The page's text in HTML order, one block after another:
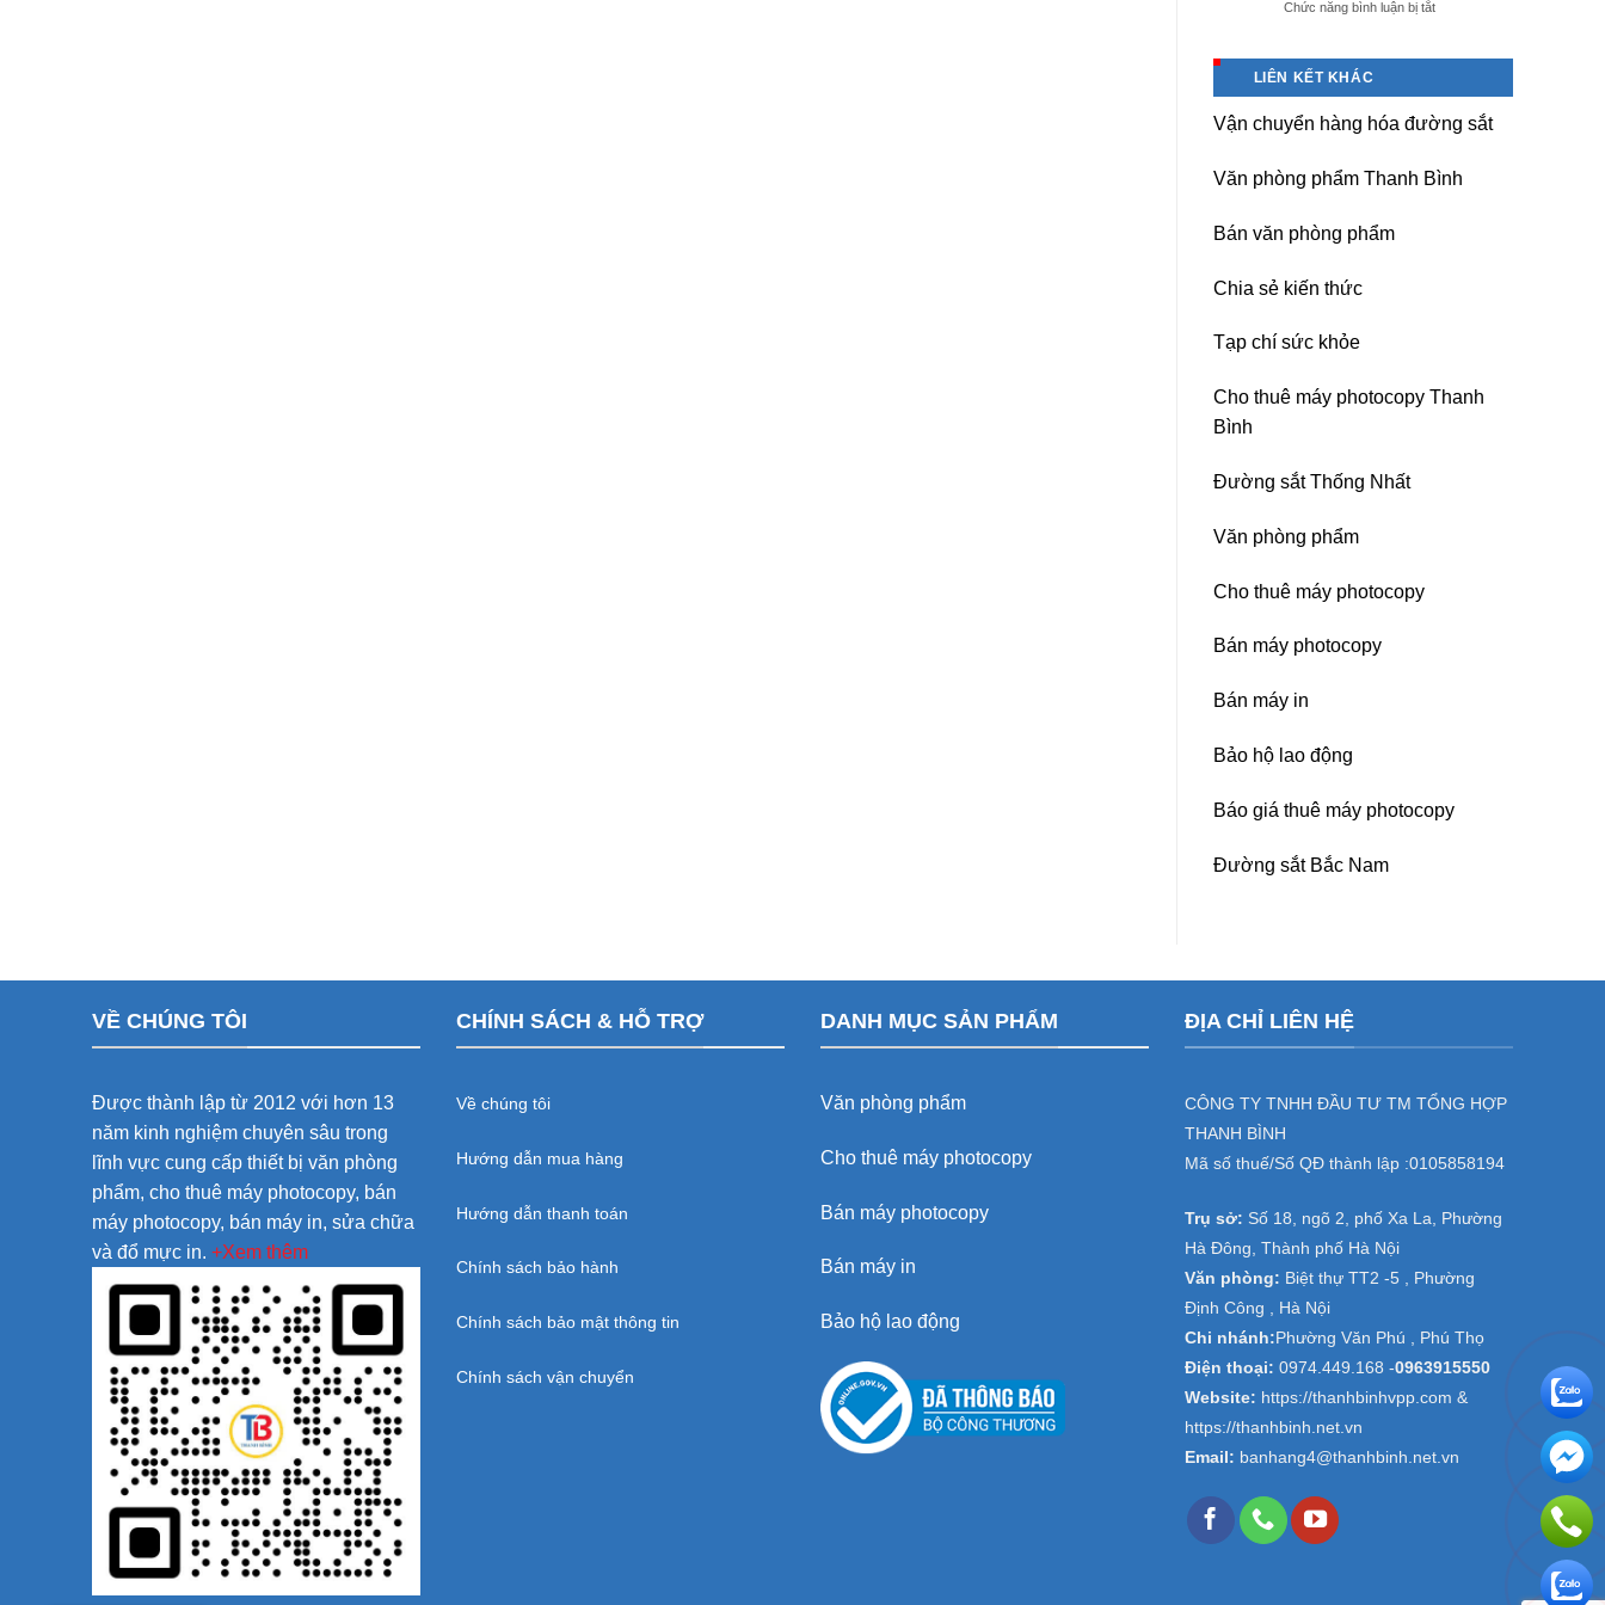
giá
Yên,
Phòng-
sau
Chức năng bình luận bị tắtở
photocopy
chuyên
nghiệp
LIÊN KẾT KHÁC
Vận chuyển hàng hóa đường sắt
Văn phòng phẩm Thanh Bình
Bán văn phòng phẩm
Chia sẻ kiến thức
Tạp chí sức khỏe
Cho thuê máy photocopy Thanh
Bình
Đường sắt Thống Nhất
Văn phòng phẩm
Cho thuê máy photocopy
Bán máy photocopy
Bán máy in
Bảo hộ lao động
Báo giá thuê máy photocopy
Đường sắt Bắc Nam
VỀ CHÚNG TÔI
Được thành lập từ 2012 với hơn 13
năm kinh nghiệm chuyên sâu trong
lĩnh vực cung cấp thiết bị văn phòng
phẩm, cho thuê máy photocopy, bán
máy photocopy, bán máy in, sửa chữa
và đổ mực in. +Xem thêm
CHÍNH SÁCH & HỖ TRỢ
Về chúng tôi
Hướng dẫn mua hàng
Hướng dẫn thanh toán
Chính sách bảo hành
Chính sách bảo mật thông tin
Chính sách vận chuyển
DANH MỤC SẢN PHẨM
Văn phòng phẩm
Cho thuê máy photocopy
Bán máy photocopy
Bán máy in
Bảo hộ lao động
ĐỊA CHỈ LIÊN HỆ
CÔNG TY TNHH ĐẦU TƯ TM TỔNG HỢP
THANH BÌNH
Mã số thuế/Số QĐ thành lập :0105858194
Trụ sở: Số 18, ngõ 2, phố Xa La, Phường
Hà Đông, Thành phố Hà Nội
Văn phòng: Biệt thự TT2 -5 , Phường
Định Công , Hà Nội
Chi nhánh: Phường Văn Phú , Phú Thọ
Điện thoại: 0974.449.168 -0963915550
Website: https://thanhbinhvpp.com &
https://thanhbinh.net.vn
Email: banhang4@thanhbinh.net.vn